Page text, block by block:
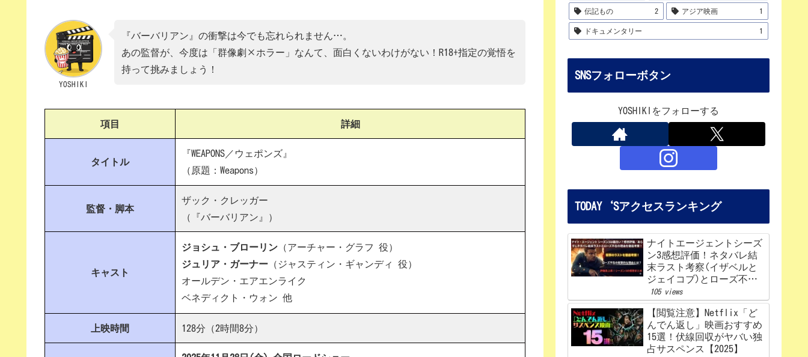
YOSHIKI
『バーバリアン』の衝撃は今でも忘れられません…。
あの監督が、今度は「群像劇×ホラー」なんて、面白くないわけがない！R18+指定の覚悟を
持って挑みましょう！
項目 詳細
タイトル
『WEAPONS／ウェポンズ』
（原題：Weapons）
監督・脚本
ザック・クレッガー
（『バーバリアン』）
キャスト
ジョシュ・ブローリン （アーチャー・グラフ 役）
ジュリア・ガーナー （ジャスティン・ギャンディ 役）
オールデン・エアエンライク
ベネディクト・ウォン 他
上映時間 128分（2時間8分）
伝記もの 2 アジア映画 1
ドキュメンタリー 1
SNSフォローボタン
YOSHIKIをフォローする
TODAY‘Sアクセスランキング
ナイトエージェントシーズ
ン3感想評価！ネタバレ結
末ラスト考察(イザベルと
ジェイコブ)とローズ不在
の理由を解説‼
105 views
【閲覧注意】Netflix「ど
んでん返し」映画おすすめ
15選！伏線回収がヤバい独
占サスペンス【2025】